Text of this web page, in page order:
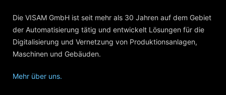
Die VISAM GmbH ist seit mehr als 30 Jahren auf dem Gebiet
der Automatisierung tätig und entwickelt Lösungen für die
Digitalisierung und Vernetzung von Produktionsanlagen,
Maschinen und Gebäuden.
Mehr über uns.